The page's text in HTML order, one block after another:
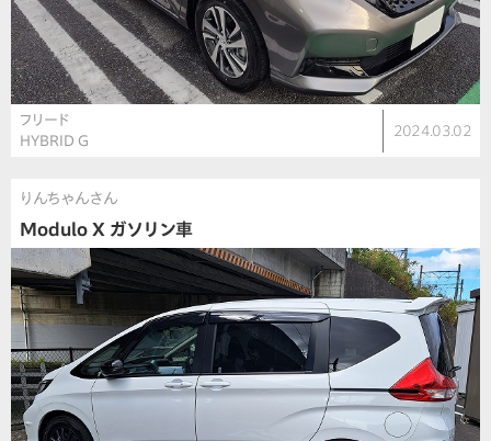
フリード
HYBRID G
2024.03.02
りんちゃんさん
Modulo X ガソリン車